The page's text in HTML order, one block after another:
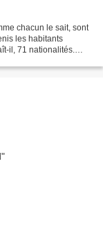
chacun le sait, sont
les habitants
il, 71 nationalités.